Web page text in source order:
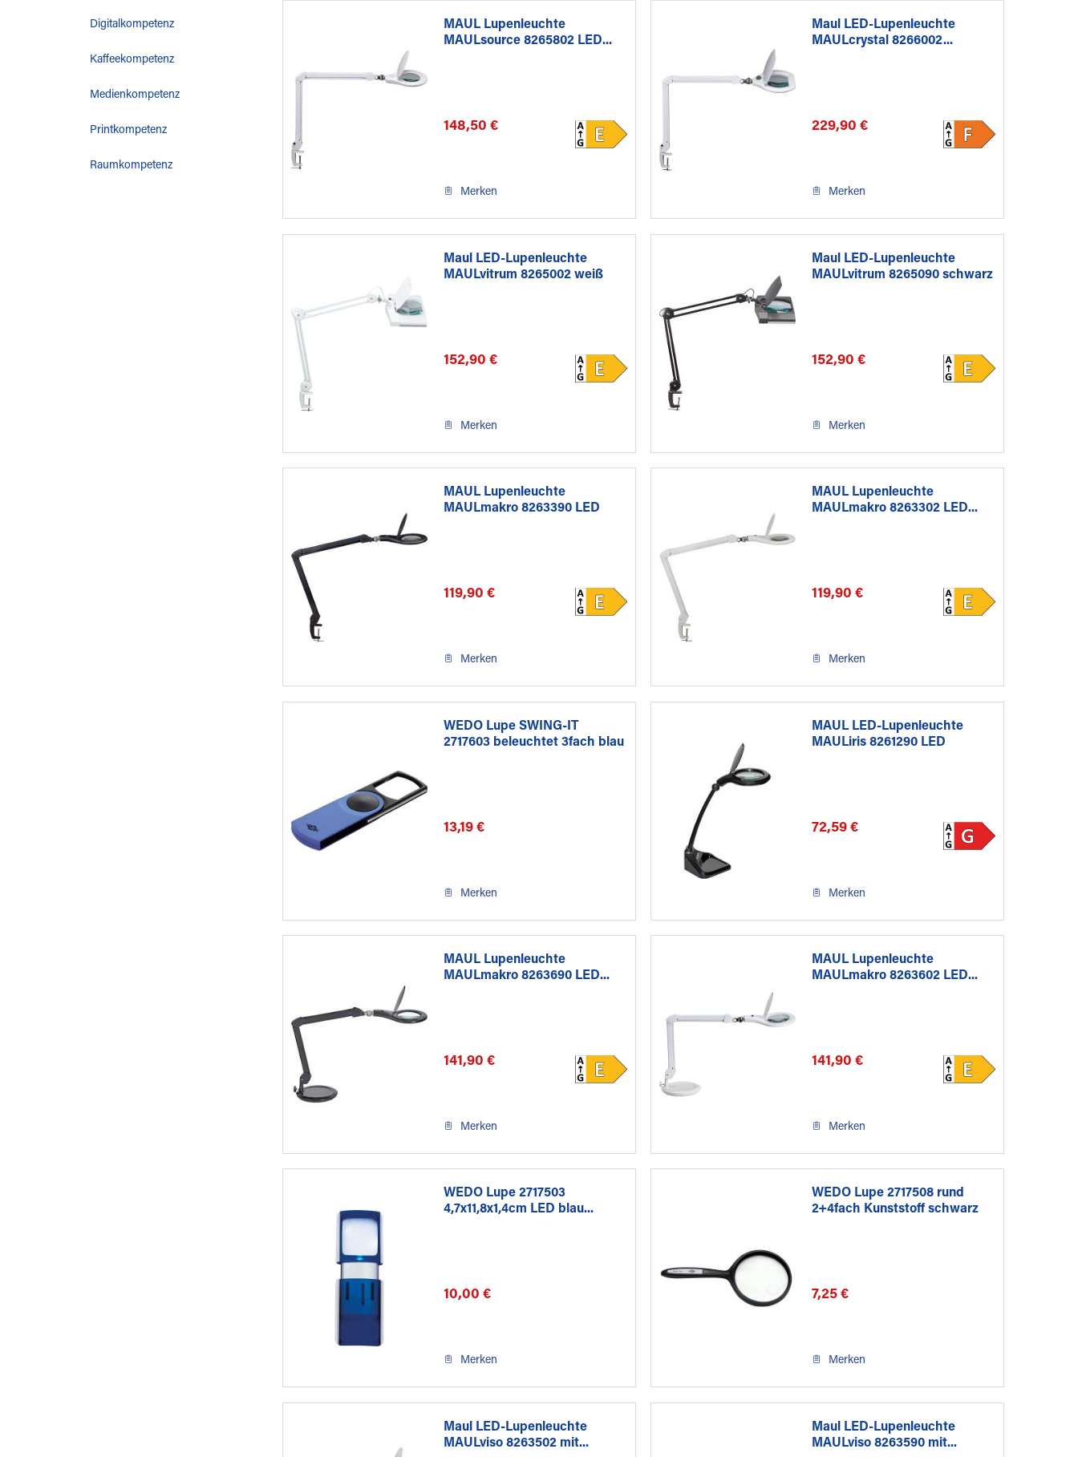
Digitalkompetenz
Kaffeekompetenz
Medienkompetenz
Printkompetenz
Raumkompetenz
MAUL Lupenleuchte
MAULsource 8265802 LED...
148,50 €
Merken
Maul LED-Lupenleuchte
MAULcrystal 8266002...
229,90 €
Merken
Maul LED-Lupenleuchte
MAULvitrum 8265002 weiß
152,90 €
Merken
Maul LED-Lupenleuchte
MAULvitrum 8265090 schwarz
152,90 €
Merken
MAUL Lupenleuchte
MAULmakro 8263390 LED
119,90 €
Merken
MAUL Lupenleuchte
MAULmakro 8263302 LED...
119,90 €
Merken
WEDO Lupe SWING-IT
2717603 beleuchtet 3fach blau
13,19 €
Merken
MAUL LED-Lupenleuchte
MAULiris 8261290 LED
72,59 €
Merken
MAUL Lupenleuchte
MAULmakro 8263690 LED...
141,90 €
Merken
MAUL Lupenleuchte
MAULmakro 8263602 LED...
141,90 €
Merken
WEDO Lupe 2717503
4,7x11,8x1,4cm LED blau...
10,00 €
Merken
WEDO Lupe 2717508 rund
2+4fach Kunststoff schwarz
7,25 €
Merken
Maul LED-Lupenleuchte
MAULviso 8263502 mit...
Maul LED-Lupenleuchte
MAULviso 8263590 mit...